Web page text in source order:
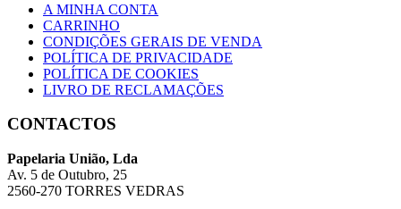
A MINHA CONTA
CARRINHO
CONDIÇÕES GERAIS DE VENDA
POLÍTICA DE PRIVACIDADE
POLÍTICA DE COOKIES
LIVRO DE RECLAMAÇÕES
CONTACTOS
Papelaria União, Lda
Av. 5 de Outubro, 25
2560-270 TORRES VEDRAS